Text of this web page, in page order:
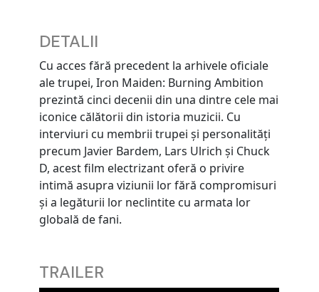
DETALII
Cu acces fără precedent la arhivele oficiale
ale trupei, Iron Maiden: Burning Ambition
prezintă cinci decenii din una dintre cele mai
iconice călătorii din istoria muzicii. Cu
interviuri cu membrii trupei și personalități
precum Javier Bardem, Lars Ulrich și Chuck
D, acest film electrizant oferă o privire
intimă asupra viziunii lor fără compromisuri
și a legăturii lor neclintite cu armata lor
globală de fani.
TRAILER